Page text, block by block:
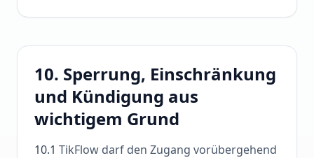
10. Sperrung, Einschränkung
und Kündigung aus
wichtigem Grund
10.1 TikFlow darf den Zugang vorübergehend